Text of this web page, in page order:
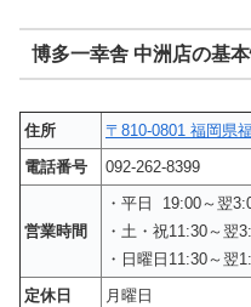
博多一幸舎 中洲店の基
住所
〒810-0801 福岡県
電話番号
092-262-8399
営業時間
・平日 19:00～翌
・土・祝11:30～翌
・日曜日11:30～翌
定休日
月曜日